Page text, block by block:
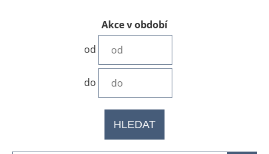
Akce v období
od
do
HLEDAT